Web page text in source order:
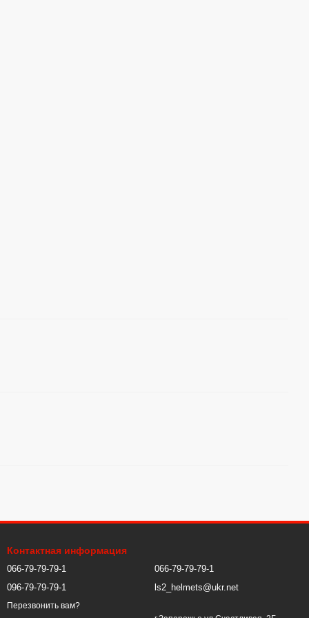
Контактная информация
066-79-79-79-1
096-79-79-79-1
Перезвонить вам?
066-79-79-79-1
ls2_helmets@ukr.net